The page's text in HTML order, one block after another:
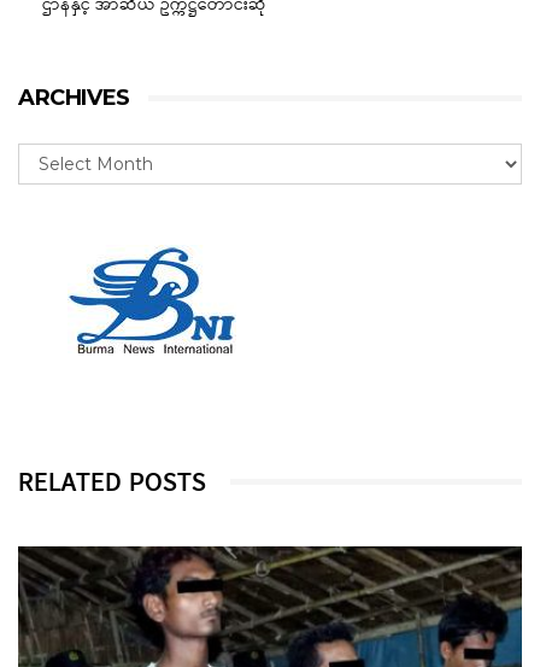
ARCHIVES
RELATED POSTS